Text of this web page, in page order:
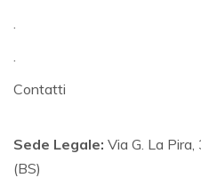
.
.
Contatti
Sede Legale: Via G. La
(BS)